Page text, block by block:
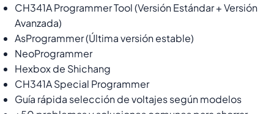
CH341A Programmer Tool (Versión Estándar + Versión
Avanzada)
AsProgrammer (Última versión estable)
NeoProgrammer
Hexbox de Shichang
CH341A Special Programmer
Guía rápida selección de voltajes según modelos